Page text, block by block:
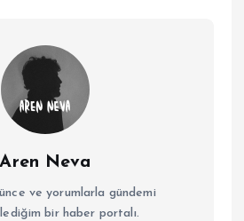
Aren Neva
ve yorumlarla gündemi
bir haber portalı.